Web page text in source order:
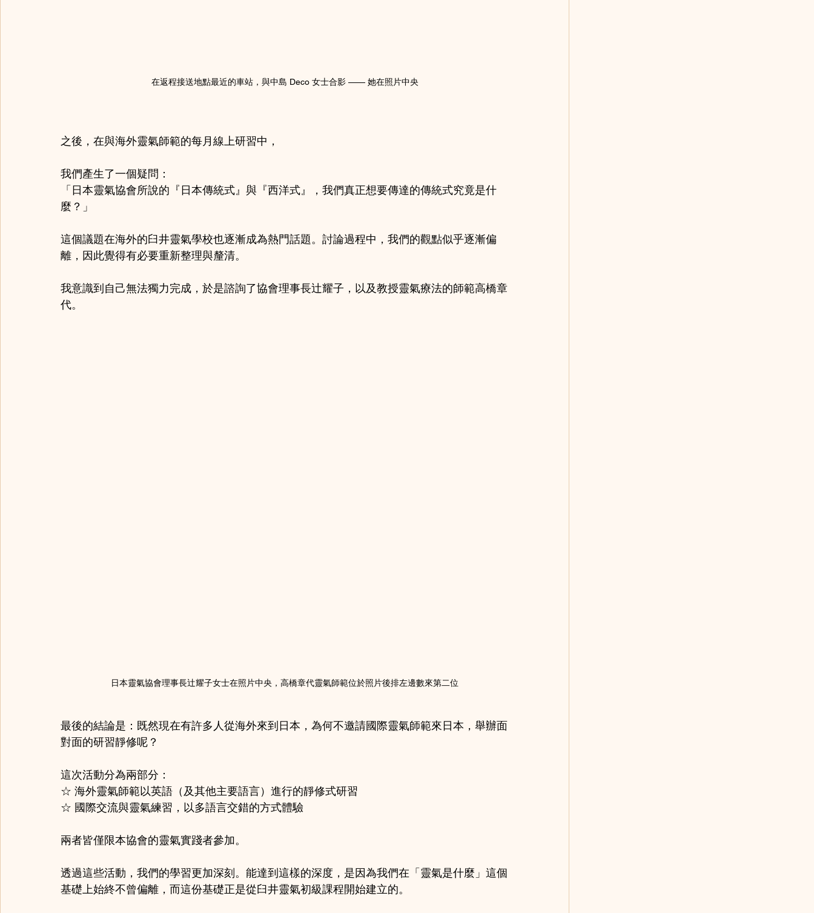
在返程接送地點最近的車站，與中島 Deco 女士合影 —— 她在照片中央
之後，在與海外靈氣師範的每月線上研習中，
我們產生了一個疑問：
「日本靈氣協會所說的『日本傳統式』與『西洋式』，我們真正想要傳達的傳統式究竟是什
麼？」
這個議題在海外的臼井靈氣學校也逐漸成為熱門話題。討論過程中，我們的觀點似乎逐漸偏
離，因此覺得有必要重新整理與釐清。
我意識到自己無法獨力完成，於是諮詢了協會理事長辻耀子，以及教授靈氣療法的師範高橋章
代。
日本靈氣協會理事長辻耀子女士在照片中央，高橋章代靈氣師範位於照片後排左邊數來第二位
最後的結論是：既然現在有許多人從海外來到日本，為何不邀請國際靈氣師範來日本，舉辦面
對面的研習靜修呢？
這次活動分為兩部分：
☆ 海外靈氣師範以英語（及其他主要語言）進行的靜修式研習
☆ 國際交流與靈氣練習，以多語言交錯的方式體驗
兩者皆僅限本協會的靈氣實踐者參加。
透過這些活動，我們的學習更加深刻。能達到這樣的深度，是因為我們在「靈氣是什麼」這個
基礎上始終不曾偏離，而這份基礎正是從臼井靈氣初級課程開始建立的。